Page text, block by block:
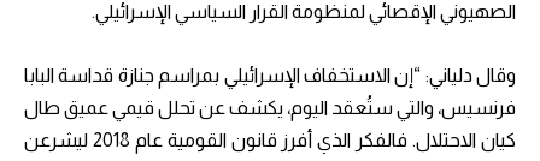
الصهيوني الإقصائي لمنظومة القرار السياسي الإسرائيلي.
وقال دلياني: “إن الاستخفاف الإسرائيلي بمراسم جنازة قداسة البابا
فرنسيس، والتي ستُعقد اليوم، يكشف عن تحلل قيمي عميق طال
كيان الاحتلال. فالفكر الذي أفرز قانون القومية عام 2018 ليشرعن